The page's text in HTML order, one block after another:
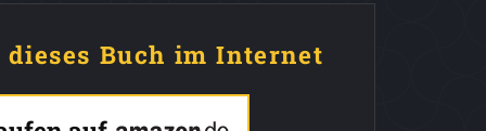
dieses Buch im Internet